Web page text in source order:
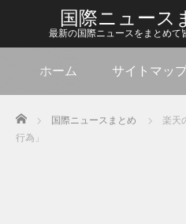
国際ニュース
最新の国際ニュースをまとめて
ホーム サイトマッ
Home 国際ニュースまとめ
楽天
行為」